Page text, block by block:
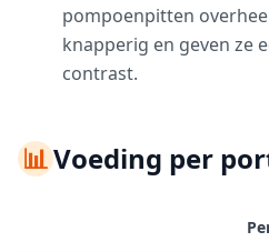
pompoenpitten
knapperig en geven ze
contrast.
📊Voeding per